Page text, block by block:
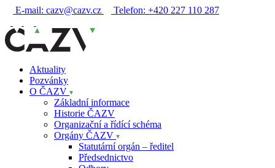
E-mail: cazv@cazv.cz Telefon: +420 227 110 287
Aktuality
Pozvánky
O ČAZV
Základní informace
Historie ČAZV
Organizační a řídící schéma
Orgány ČAZV
Statutární orgán – ředitel
Předsednictvo